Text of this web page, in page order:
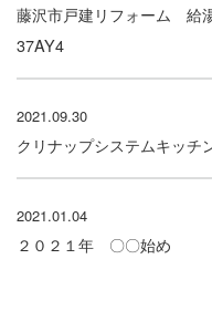
藤沢市戸建リフォーム 給
37AY4
2021.09.30
クリナップシステムキッ
2021.01.04
２０２１年 〇〇始め